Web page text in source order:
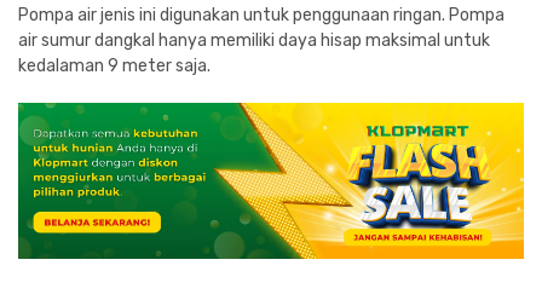
Pompa air jenis ini digunakan untuk penggunaan ringan. Pompa
air sumur dangkal hanya memiliki daya hisap maksimal untuk
kedalaman 9 meter saja.